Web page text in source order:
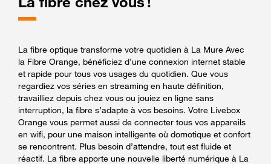
La fibre optique transforme votre quotidien à La Mure Avec
la Fibre Orange, bénéficiez d’une connexion internet stable
et rapide pour tous vos usages du quotidien. Que vous
regardiez vos séries en streaming en haute définition,
travailliez depuis chez vous ou jouiez en ligne sans
interruption, la fibre s’adapte à vos besoins. Votre Livebox
Orange vous permet aussi de connecter tous vos appareils
en wifi, pour une maison intelligente où domotique et confort
se rencontrent. Plus besoin d’attendre, tout est fluide et
réactif. La fibre apporte une nouvelle liberté numérique à La